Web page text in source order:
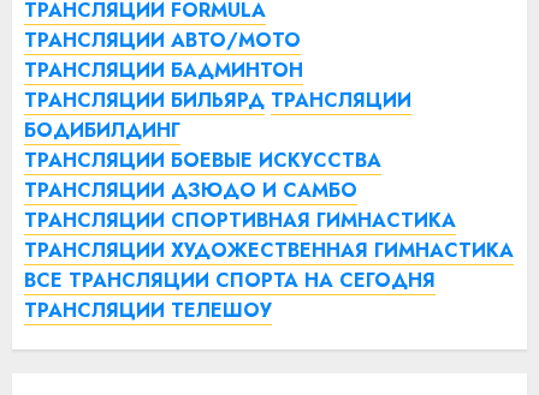
ТРАНСЛЯЦИИ FORMULA
ТРАНСЛЯЦИИ АВТО/МОТО
ТРАНСЛЯЦИИ БАДМИНТОН
ТРАНСЛЯЦИИ БИЛЬЯРД ТРАНСЛЯЦИИ
БОДИБИЛДИНГ
ТРАНСЛЯЦИИ БОЕВЫЕ ИСКУССТВА
ТРАНСЛЯЦИИ ДЗЮДО И САМБО
ТРАНСЛЯЦИИ СПОРТИВНАЯ ГИМНАСТИКА
ТРАНСЛЯЦИИ ХУДОЖЕСТВЕННАЯ ГИМНАСТИКА
ВСЕ ТРАНСЛЯЦИИ СПОРТА НА СЕГОДНЯ
ТРАНСЛЯЦИИ ТЕЛЕШОУ